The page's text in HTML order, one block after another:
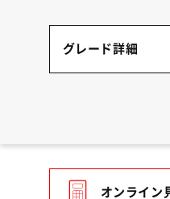
グレード詳細
オンライン